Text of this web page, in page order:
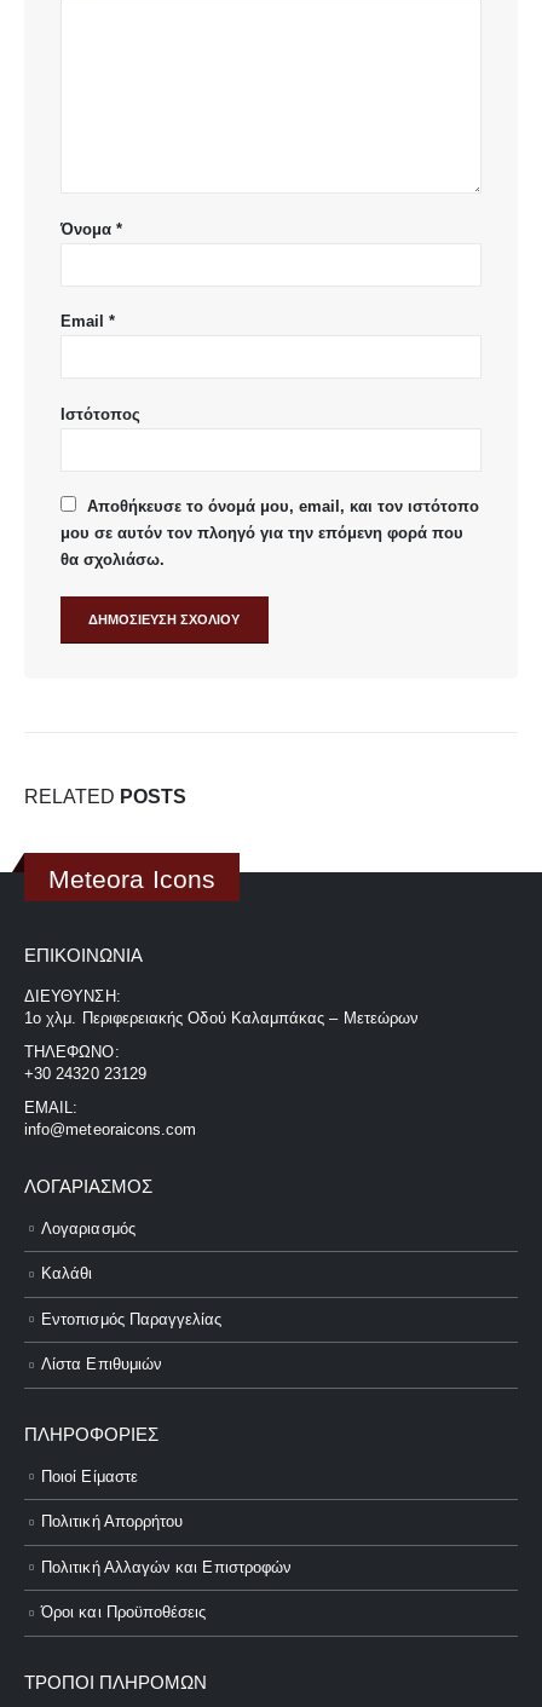
Όνομα *
Email *
Ιστότοπος
Αποθήκευσε το όνομά μου, email, και τον ιστότοπο
μου σε αυτόν τον πλοηγό για την επόμενη φορά που
θα σχολιάσω.
RELATED POSTS
Meteora Icons
ΕΠΙΚΟΙΝΩΝΊΑ
ΔΙΕΎΘΥΝΣΗ:
1ο χλμ. Περιφερειακής Οδού Καλαμπάκας – Μετεώρων
ΤΗΛΈΦΩΝΟ:
+30 24320 23129
EMAIL:
info@meteoraicons.com
ΛΟΓΑΡΙΑΣΜΌΣ
Λογαριασμός
Καλάθι
Εντοπισμός Παραγγελίας
Λίστα Επιθυμιών
ΠΛΗΡΟΦΟΡΊΕΣ
Ποιοί Είμαστε
Πολιτική Απορρήτου
Πολιτική Αλλαγών και Επιστροφών
Όροι και Προϋποθέσεις
ΤΡΌΠΟΙ ΠΛΗΡΟΜΏΝ